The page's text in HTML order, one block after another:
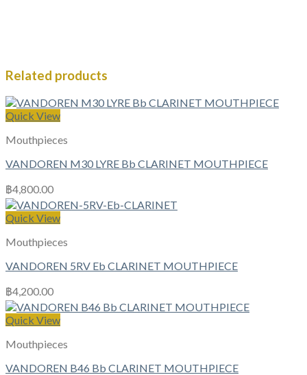
Related products
Quick View
Mouthpieces
VANDOREN M30 LYRE Bb CLARINET MOUTHPIECE
฿4,800.00
Quick View
Mouthpieces
VANDOREN 5RV Eb CLARINET MOUTHPIECE
฿4,200.00
Quick View
Mouthpieces
VANDOREN B46 Bb CLARINET MOUTHPIECE